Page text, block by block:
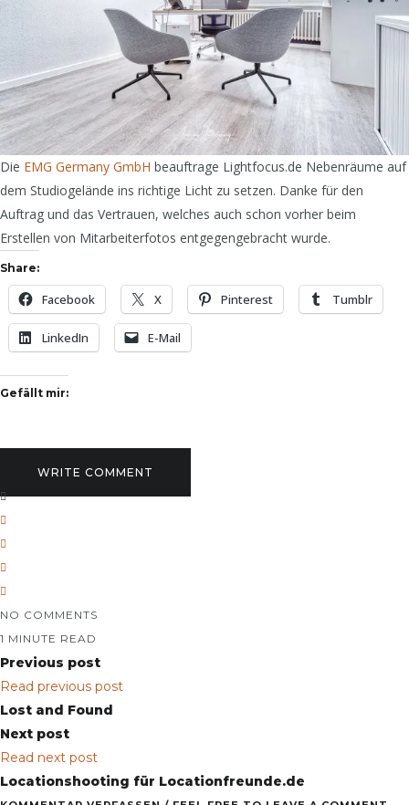
Die EMG Germany GmbH beauftrage Lightfocus.de Nebenräume auf
dem Studiogelände ins richtige Licht zu setzen. Danke für den
Auftrag und das Vertrauen, welches auch schon vorher beim
Erstellen von Mitarbeiterfotos entgegengebracht wurde.
Share:
Facebook X Pinterest Tumblr
LinkedIn E-Mail
Gefällt mir:
WRITE COMMENT
NO COMMENTS
1 MINUTE READ
Previous post
Read previous post
Lost and Found
Next post
Read next post
Locationshooting für Locationfreunde.de